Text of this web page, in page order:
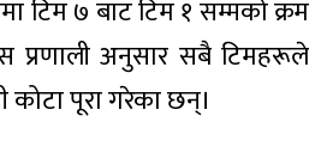
टिम ७ बाट टिम १ सम्मको क्रम
प्रणाली अनुसार सबै टिमहरूले
पूरा गरेका छन्।